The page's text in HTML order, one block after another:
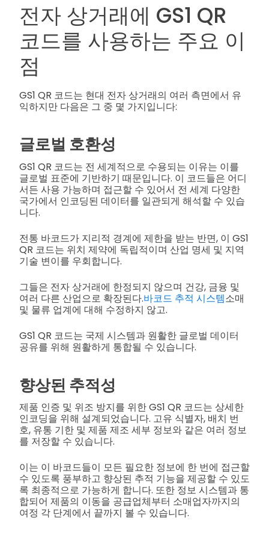
전자 상거래에 GS1 QR
코드를 사용하는 주요 이
점
GS1 QR 코드는 현대 전자 상거래의 여러 측면에서 유
익하지만 다음은 그 중 몇 가지입니다:
글로벌 호환성
GS1 QR 코드는 전 세계적으로 수용되는 이유는 이를
글로벌 표준에 기반하기 때문입니다. 이 코드들은 어디
서든 사용 가능하며 접근할 수 있어서 전 세계 다양한
국가에서 인코딩된 데이터를 일관되게 해석할 수 있습
니다.
전통 바코드가 지리적 경계에 제한을 받는 반면, 이 GS1
QR 코드는 위치 제약에 독립적이며 산업 명세 및 지역
기술 변이를 우회합니다.
그들은 전자 상거래에 한정되지 않으며 건강, 금융 및
여러 다른 산업으로 확장된다.바코드 추적 시스템소매
및 물류 업계에 대해 수정하지 않고.
GS1 QR 코드는 국제 시스템과 원활한 글로벌 데이터
공유를 위해 원활하게 통합될 수 있습니다.
향상된 추적성
제품 인증 및 위조 방지를 위한 GS1 QR 코드는 상세한
인코딩을 위해 설계되었습니다. 고유 식별자, 배치 번
호, 유통 기한 및 제품 제조 세부 정보와 같은 여러 정보
를 저장할 수 있습니다.
이는 이 바코드들이 모든 필요한 정보에 한 번에 접근할
수 있도록 풍부하고 향상된 추적 기능을 제공할 수 있도
록 최종적으로 가능하게 합니다. 또한 정보 시스템과 통
합되어 제품의 이동을 공급업체부터 소매업자까지의
여정 각 단계에서 끝까지 볼 수 있습니다.